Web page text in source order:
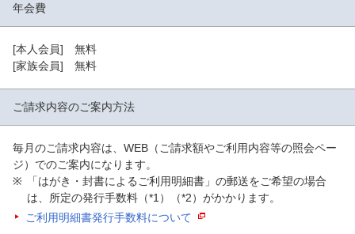
年会費
[本人会員] 無料
[家族会員] 無料
ご請求内容のご案内方法
毎月のご請求内容は、WEB（ご請求額やご利用内容等の照会ペー
ジ）でのご案内になります。
「はがき・封書によるご利用明細書」の郵送をご希望の場合
は、所定の発行手数料（*1）（*2）がかかります。
ご利用明細書発行手数料について